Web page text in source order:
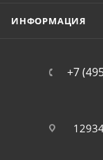
ИНФОРМАЦИЯ
+7